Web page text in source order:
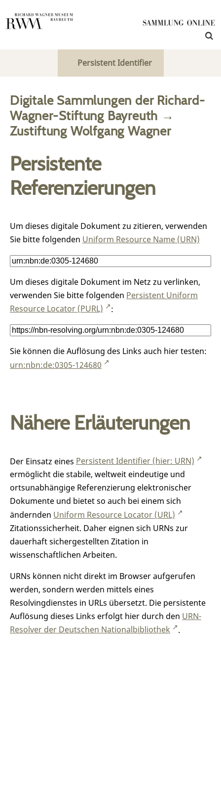
Persistent Identifier
Digitale Sammlungen der Richard-
Wagner-Stiftung Bayreuth →
Zustiftung Wolfgang Wagner
Persistente
Referenzierungen
Um dieses digitale Dokument zu zitieren, verwenden
Sie bitte folgenden Uniform Resource Name (URN)
Um dieses digitale Dokument im Netz zu verlinken,
verwenden Sie bitte folgenden Persistent Uniform
Resource Locator (PURL)
:
Sie können die Auflösung des Links auch hier testen:
urn:nbn:de:0305-124680
Nähere Erläuterungen
Der Einsatz eines Persistent Identifier (hier: URN)
ermöglicht die stabile, weltweit eindeutige und
ortsunabhängige Referenzierung elektronischer
Dokumente und bietet so auch bei einem sich
ändernden Uniform Resource Locator (URL)
Zitationssicherheit. Daher eignen sich URNs zur
dauerhaft sichergestellten Zitation in
wissenschaftlichen Arbeiten.
URNs können nicht direkt im Browser aufgerufen
werden, sondern werden mittels eines
Resolvingdienstes in URLs übersetzt. Die persistente
Auflösung dieses Links erfolgt hier durch den URN-
Resolver der Deutschen Nationalbibliothek
.